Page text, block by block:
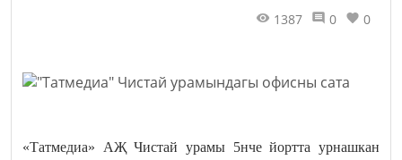
1387 0 0
«Татмедиа» АҖ Чистай урамы 5нче йортта урнашкан